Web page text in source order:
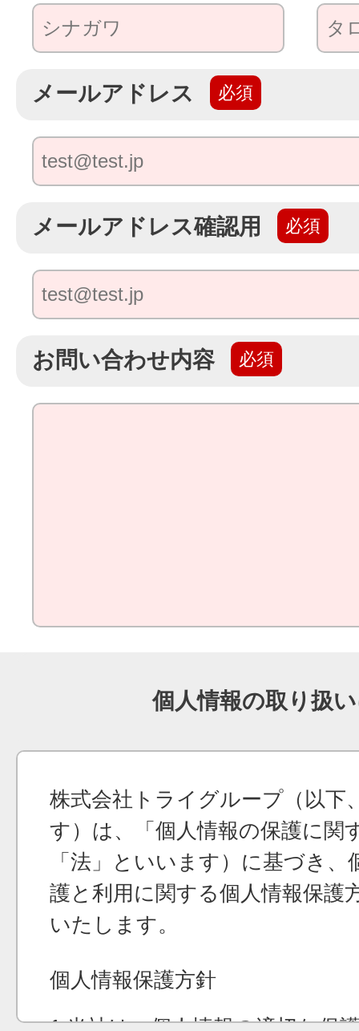
メールアドレス
メールアドレス確認用
お問い合わせ内容
個人情報の取り扱
株式会社トライグループ（以下
す）は、「個人情報の保護に関
「法」といいます）に基づき
護と利用に関する個人情報保護
いたします。
個人情報保護方針